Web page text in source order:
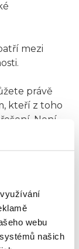
webu
našich
mezi
právě
kteří z toho
Není
řešení tam,
Ochrana dat
předem
a do
AI řešení
stát se